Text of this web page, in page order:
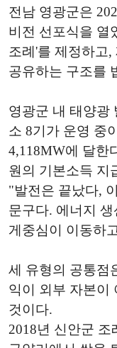
전남 영광군은
비전 선포식을 열
조례'를 제정하고
공유하는 구조를
영광군 내 태양광
소 8기가 운영 중
4,118MW에 달한
원의 기본소득 지
"발전은 끝났다,
문구다. 에너지
게중심이 이동하
세 유형의 공통점
익이 외부 자본이
것이다.
2018년 신안군 조